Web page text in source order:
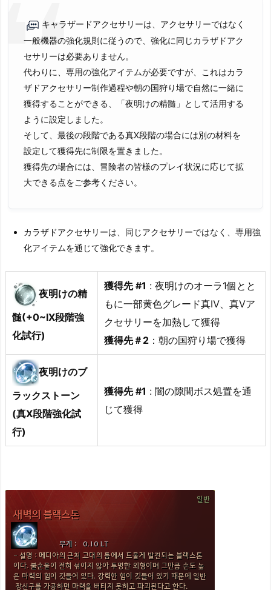
キャラザードアクセサリーは、アクセサリーではなく
一般機器の強化規則に従うので、強化に同じカラザドアク
セサリーは必要ありません。
代わりに、専用の強化アイテムが必要ですが、これはカラ
ザドアクセサリー制作過程や朝の国狩り場で自然に一緒に
獲得することができる、「夜明けの精髄」として活用する
ように設定しました。
そして、最後の段階である真Ⅹ段階の場合には別の材料を
設定して獲得先に制限を置きました。
獲得先の場合には、冒険者の皆様のプレイ状況に応じて拡
大できる点をご参考ください。
カラザドアクセサリーは、同じアクセサリーではなく、専用強
化アイテムを通じて強化できます。
夜明けの精
髄(+0~IX段階強
化試行)
獲得先 #1 : 夜明けのオーラ1個とと
もに一部黄色グレード真Ⅳ、真Ⅴア
クセサリーを加熱して獲得
獲得先＃2 ：朝の国狩り場で獲得
夜明けのブ
ラックストーン
(真Ⅹ段階強化試
行)
獲得先 #1 : 闇の隙間ボス処置を通
じて獲得